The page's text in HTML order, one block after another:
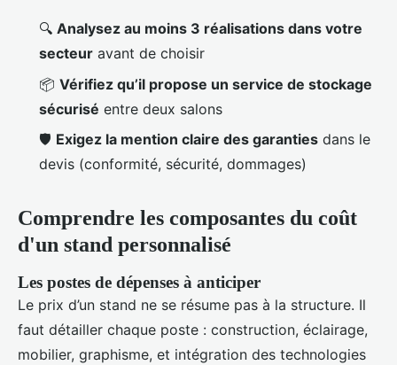
🔍 Analysez au moins 3 réalisations dans votre
secteur avant de choisir
📦 Vérifiez qu’il propose un service de stockage
sécurisé entre deux salons
🛡️ Exigez la mention claire des garanties dans le
devis (conformité, sécurité, dommages)
Comprendre les composantes du coût
d'un stand personnalisé
Les postes de dépenses à anticiper
Le prix d’un stand ne se résume pas à la structure. Il
faut détailler chaque poste : construction, éclairage,
mobilier, graphisme, et intégration des technologies